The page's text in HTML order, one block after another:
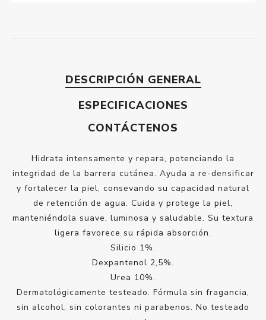
DESCRIPCIÓN GENERAL
ESPECIFICACIONES
CONTÁCTENOS
Hidrata intensamente y repara, potenciando la
integridad de la barrera cutánea. Ayuda a re-densificar
y fortalecer la piel, consevando su capacidad natural
de retención de agua. Cuida y protege la piel,
manteniéndola suave, luminosa y saludable. Su textura
ligera favorece su rápida absorción.
Silicio 1%.
Dexpantenol 2,5%.
Urea 10%.
Dermatológicamente testeado. Fórmula sin fragancia,
sin alcohol, sin colorantes ni parabenos. No testeado